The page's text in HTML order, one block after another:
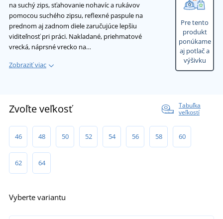
na suchý zips, sťahovanie nohavíc a rukávov
pomocou suchého zipsu, reflexné paspule na
prednom aj zadnom diele zaručujúce lepšiu
viditeľnosť pri práci. Nakladané, priehmatové
vrecká, náprsné vrecko na…
Zobraziť viac
Pre tento
produkt
ponúkame
aj potlač a
výšivku
Zvoľte veľkosť
Tabuľka
veľkostí
46 48 50 52 54 56 58 60
62 64
Vyberte variantu